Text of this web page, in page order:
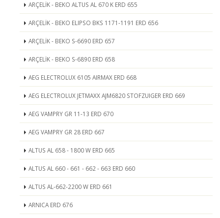
ARÇELİK - BEKO ALTUS AL 670 K ERD 655
ARÇELİK - BEKO ELIPSO BKS 1171-1191 ERD 656
ARÇELİK - BEKO S-6690 ERD 657
ARÇELİK - BEKO S-6890 ERD 658
AEG ELECTROLUX 6105 AIRMAX ERD 668
AEG ELECTROLUX JETMAXX AJM6820 STOFZUIGER ERD 669
AEG VAMPRY GR 11-13 ERD 670
AEG VAMPRY GR 28 ERD 667
ALTUS AL 658 - 1800 W ERD 665
ALTUS AL 660 - 661 - 662 - 663 ERD 660
ALTUS AL-662-2200 W ERD 661
ARNICA ERD 676